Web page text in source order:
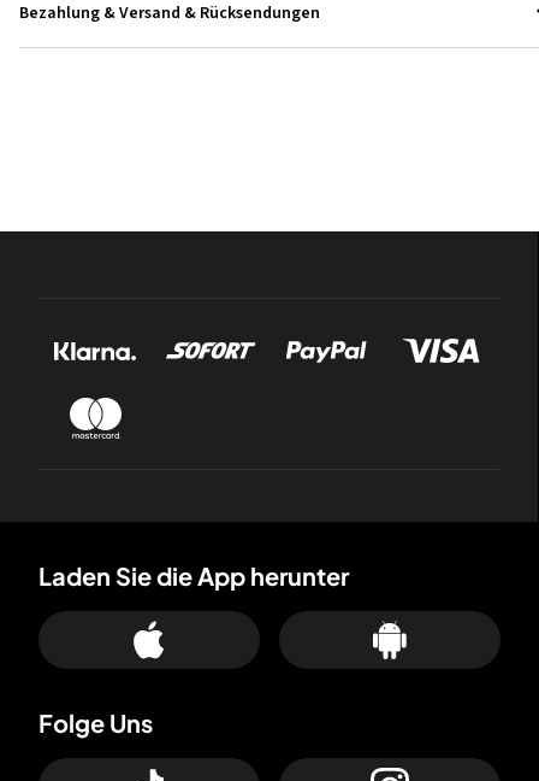
Bezahlung & Versand & Rücksendungen
Laden Sie die App herunter
Folge Uns